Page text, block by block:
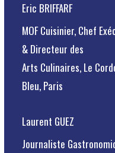
Eric BRIFFARF
MOF Cuisinier, Chef
& Directeur des
Arts Culinaires, Le
Bleu, Paris
Laurent GUEZ
Journaliste